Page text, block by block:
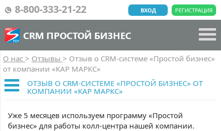
8-800-333-21-22 РЕГИСТРАЦИЯ
ВХОД
CRM ПРОСТОЙ БИЗНЕС
О нас > Отзывы > Отзыв о CRM-системе «Простой бизнес»
от компании «КАР МАРКС»
ОТЗЫВ О CRM-СИСТЕМЕ «ПРОСТОЙ БИЗНЕС» ОТ
КОМПАНИИ «КАР МАРКС»
Уже 5 месяцев используем программу «Простой
бизнес» для работы колл-центра нашей компании.